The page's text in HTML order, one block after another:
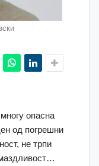
опасна
од погрешни
не трпи